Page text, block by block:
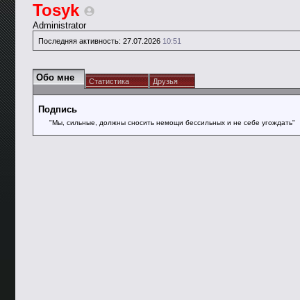
Tosyk
Administrator
Последняя активность: 27.07.2026 10:51
Обо мне Статистика Друзья
Подпись
"Мы, сильные, должны сносить немощи бессильных и не себе угождать"